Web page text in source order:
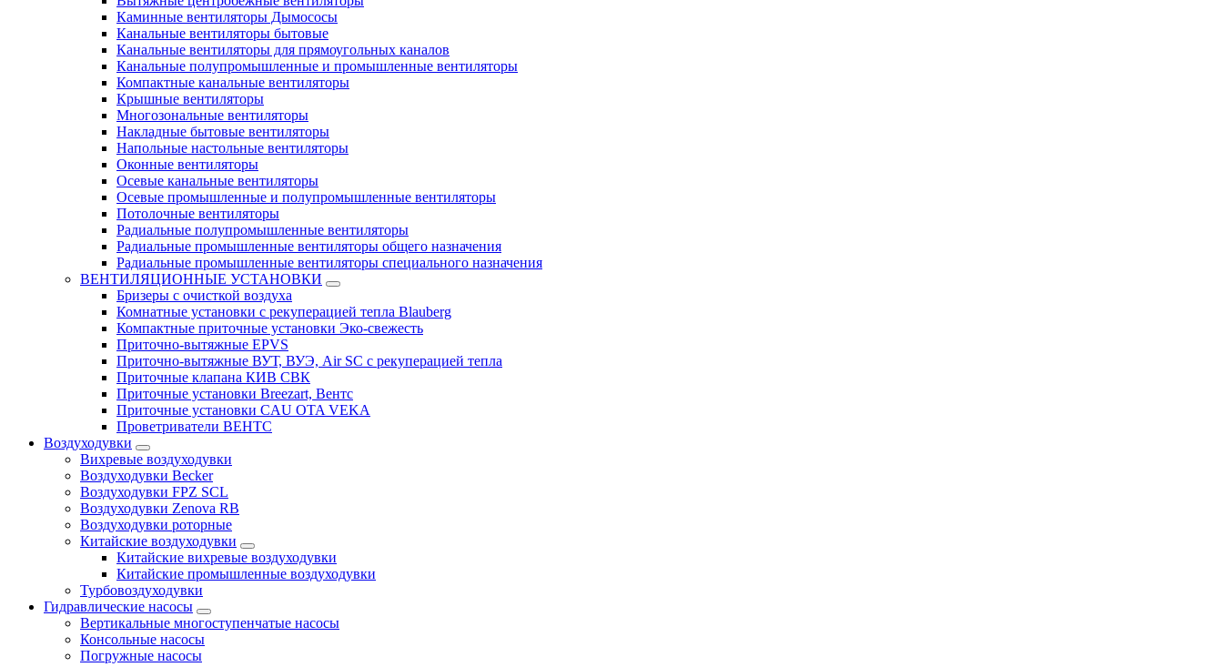
Каминные вентиляторы Дымососы
Канальные вентиляторы бытовые
Канальные вентиляторы для прямоугольных каналов
Канальные полупромышленные и промышленные вентиляторы
Компактные канальные вентиляторы
Крышные вентиляторы
Многозональные вентиляторы
Накладные бытовые вентиляторы
Напольные настольные вентиляторы
Оконные вентиляторы
Осевые канальные вентиляторы
Осевые промышленные и полупромышленные вентиляторы
Потолочные вентиляторы
Радиальные полупромышленные вентиляторы
Радиальные промышленные вентиляторы общего назначения
Радиальные промышленные вентиляторы специального назначения
ВЕНТИЛЯЦИОННЫЕ УСТАНОВКИ
Бризеры с очисткой воздуха
Комнатные установки с рекуперацией тепла Blauberg
Компактные приточные установки Эко-свежесть
Приточно-вытяжные EPVS
Приточно-вытяжные ВУТ, ВУЭ, Air SC с рекуперацией тепла
Приточные клапана КИВ СВК
Приточные установки Breezart, Вентс
Приточные установки CAU OTA VEKA
Проветриватели ВЕНТС
Воздуходувки
Вихревые воздуходувки
Воздуходувки Becker
Воздуходувки FPZ SCL
Воздуходувки Zenova RB
Воздуходувки роторные
Китайские воздуходувки
Китайские вихревые воздуходувки
Китайские промышленные воздуходувки
Турбовоздуходувки
Гидравлические насосы
Вертикальные многоступенчатые насосы
Консольные насосы
Погружные насосы